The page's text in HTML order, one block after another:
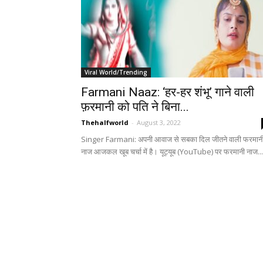
Viral World/Trending
Farmani Naaz: ‘हर-हर शंभू’ गाने वाली
फ़रमानी को पति ने बिना...
Thehalfworld - August 3, 2022
Singer Farmani: अपनी आवाज से सबका दिल जीतने वाली
नाज आजकल खूब चर्चा में है। यूट्यूब (YouTube) पर फरमानी नाज...